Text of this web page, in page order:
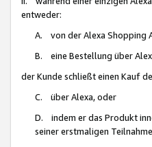
entweder:
A. von der Alexa Shopping
B. eine Bestellung über
der Kunde schließt einen Kauf
C. über Alexa, oder
D. indem er das Produkt
seiner erstmaligen